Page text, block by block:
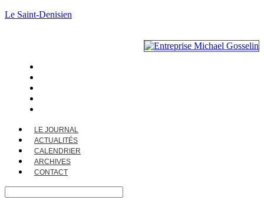
Le Saint-Denisien
LE JOURNAL
ACTUALITÉS
CALENDRIER
ARCHIVES
CONTACT